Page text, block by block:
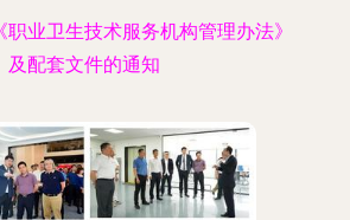
业卫生技术服务机构管理办法》
及配套文件的通知